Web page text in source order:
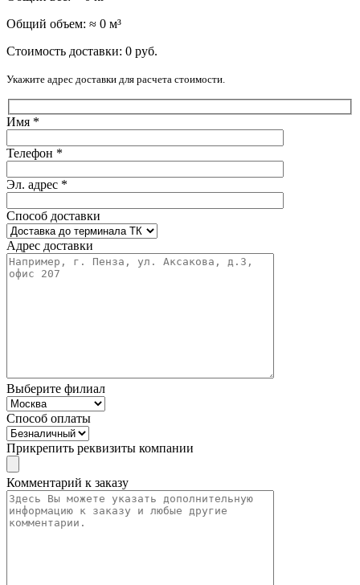
Общий объем: ≈ 0 м³
Стоимость доставки: 0 руб.
Укажите адрес доставки для расчета стоимости.
Имя *
Телефон *
Эл. адрес *
Способ доставки
Адрес доставки
Выберите филиал
Способ оплаты
Прикрепить реквизиты компании
Комментарий к заказу